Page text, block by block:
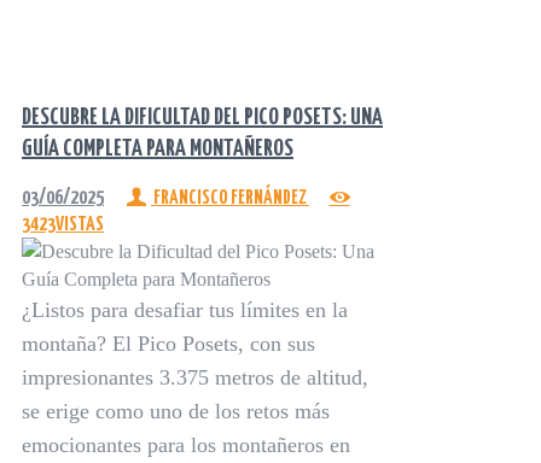
DESCUBRE LA DIFICULTAD DEL PICO POSETS: UNA
GUÍA COMPLETA PARA MONTAÑEROS
03/06/2025
FRANCISCO FERNÁNDEZ
3423VISTAS
¿Listos para desafiar tus límites en la
montaña? El Pico Posets, con sus
impresionantes 3.375 metros de altitud,
se erige como uno de los retos más
emocionantes para los montañeros en